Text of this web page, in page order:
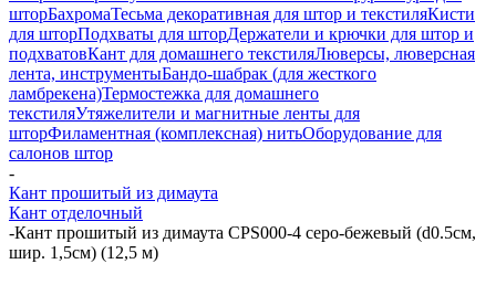
шторБахромаТесьма декоративная для штор и текстиляКисти
для шторПодхваты для шторДержатели и крючки для штор и
подхватовКант для домашнего текстиляЛюверсы, люверсная
лента, инструментыБандо-шабрак (для жесткого
ламбрекена)Термостежка для домашнего
текстиляУтяжелители и магнитные ленты для
шторФиламентная (комплексная) нитьОборудование для
салонов штор
-
Кант прошитый из димаута
Кант отделочный
-Кант прошитый из димаута CPS000-4 серо-бежевый (d0.5см,
шир. 1,5см) (12,5 м)